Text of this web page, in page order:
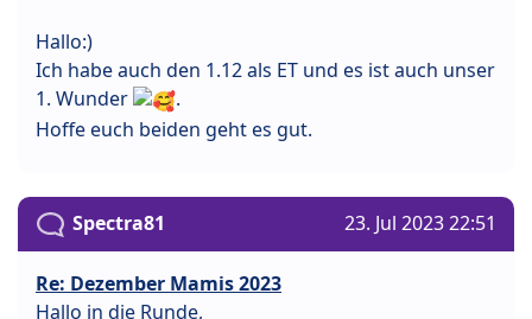
Hallo:)
Ich habe auch den 1.12 als ET und es ist auch unser
1. Wunder
.
Hoffe euch beiden geht es gut.
Spectra81 23. Jul 2023 22:51
Re: Dezember Mamis 2023
Hallo in die Runde,